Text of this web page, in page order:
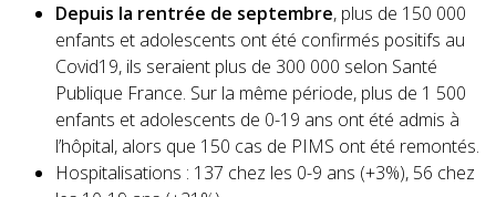
Depuis la rentrée de septembre, plus de 150 000
enfants et adolescents ont été confirmés positifs au
Covid19, ils seraient plus de 300 000 selon Santé
Publique France. Sur la même période, plus de 1 500
enfants et adolescents de 0-19 ans ont été admis à
l’hôpital, alors que 150 cas de PIMS ont été remontés.
Hospitalisations : 137 chez les 0-9 ans (+3%), 56 chez